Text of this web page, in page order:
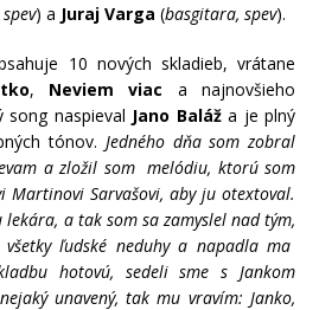
) a Juraj Varga (basgitara, spev).
10 nových skladieb, vrátane
, Neviem viac a najnovšieho
song naspieval Jano Baláža je plný
tónov. Jedného dňa som zobral
a zložil som melódiu, ktorú som
Sarvašovi, aby ju otextoval.
lekára, a tak som sa zamyslel nad tým,
ľudské neduhy a napadla ma
hotovú, sedeli sme s Jankom
unavený, tak mu vravím: Janko,